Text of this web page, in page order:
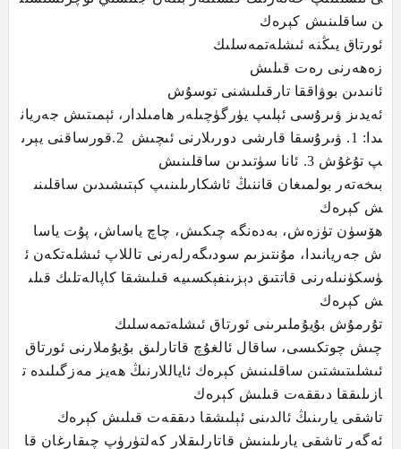
ن ساقلىنىش كېرەك
ئورتاق يىڭنە ئىشلەتمەسلىك
زەھەرنى رەت قىلىش
ئانىدىن بوۋاققا تارقىلىشنى توسۇش
ئەيدىز ۋىرۇسى ئېلىپ يۈرگۈچىلەر ھامىلدار، ئېمىتىش جەريان
ىدا: 1. ۋىرۇسقا قارشى دورىلارنى ئىچىش 2.قورساقنى يېرى
پ تۇغۇش 3. ئانا سۈتىدىن ساقلىنىش
بىخەتەر بولمىغان قاننىڭ ئاشكارىلىنىپ كېتىشىدىن ساقلىنى
ش كېرەك
ھۆسۈن تۈزەش، بەدەنگە چىكىش، چاچ ياساش، پۇت ياسا
ش جەريانىدا، مۇنتىزىم سودىگەرلەرنى تاللاپ ئىشلەتكەن ئ
ۈسكۈنىلەرنى قاتتىق دېزىنفېكسىيە قىلىشقا كاپالەتلىك قىلى
ش كېرەك
تۇرمۇش بۇيۇملىرىنى ئورتاق ئىشلەتمەسلىك
چىش چوتكىسى، ساقال ئالغۇچ قاتارلىق بۇيۇملارنى ئورتاق
ئىشلىتىشتىن ساقلىنىش كېرەك ئاياللارنىڭ ھەيز مەزگىلىدە ت
ازىلىققا دىققەت قىلىش كېرەك
تاشقى يارىنىڭ ئالدىنى ئېلىشقا دىققەت قىلىش كېرەك
ئەگەر تاشقى يارىلىنىش قاتارلىقلار كەلتۈرۈپ چىقارغان قا